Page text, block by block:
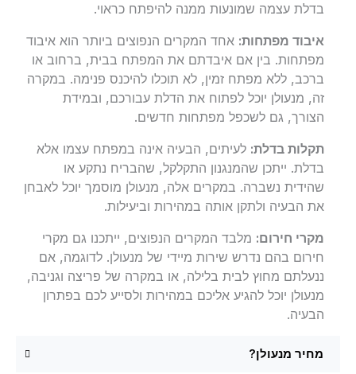
בדלת עצמה שמונעות ממנה להיפתח כראוי.
איבוד מפתחות:אחד המקרים הנפוצים ביותר הוא איבוד
מפתחות. בין אם איבדתם את המפתח בבית, ברחוב או
ברכב, ללא מפתח זמין, לא תוכלו להיכנס פנימה. במקרה
זה, מנעולן יוכל לפתוח את הדלת עבורכם, ובמידת
הצורך, גם לשכפל מפתחות חדשים.
תקלות בדלת:לעיתים, הבעיה אינה במפתח עצמו אלא
בדלת. ייתכן שהמנגנון התקלקל, שהבריח נתקע או
שהידית נשברה. במקרים אלה, מנעולן מוסמך יוכל לאבחן
את הבעיה ולתקן אותה במהירות וביעילות.
מקרי חירום:מלבד המקרים הנפוצים, ייתכנו גם מקרי
חירום בהם נדרש שירות מיידי של מנעולן. לדוגמה, אם
ננעלתם מחוץ לבית בלילה, או במקרה של פריצה וגניבה,
מנעולן יוכל להגיע אליכם במהירות ולסייע לכם בפתרון
הבעיה.
מחיר מנעולן?